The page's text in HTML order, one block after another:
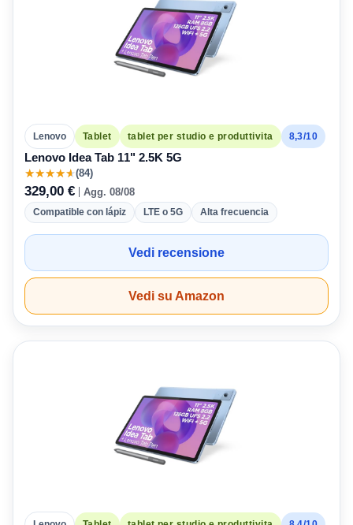
Lenovo Tablet tablet per studio e produttivita 8,3/10
Lenovo Idea Tab 11" 2.5K 5G
★★★★★(84)
329,00 € Agg. 08/08
Compatible con lápiz LTE o 5G Alta frecuencia
Vedi recensione
Vedi su Amazon